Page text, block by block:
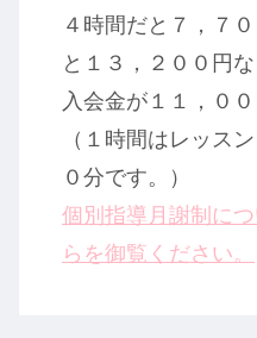
４時間だと７，７
と１３，２００円な
入会金が１１，０
（１時間はレッス
０分です。）
個別指導月謝制に
らを御覧ください。